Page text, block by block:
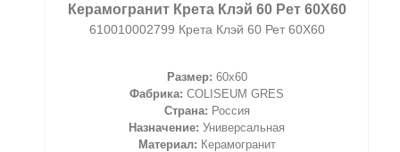
Керамогранит Крета Клэй 60 Рет 60X60
610010002799 Крета Клэй 60 Рет 60X60
Размер: 60x60
Фабрика: COLISEUM GRES
Страна: Россия
Назначение: Универсальная
Материал: Керамогранит